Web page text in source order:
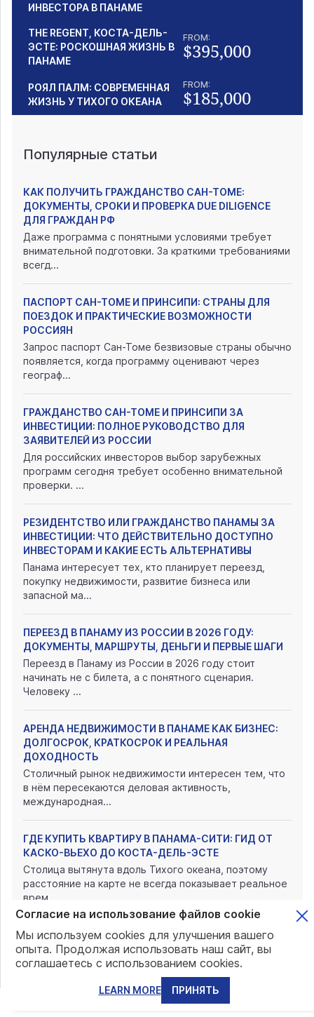
ИНВЕСТОРА В ПАНАМЕ
THE REGENT, КОСТА-ДЕЛЬ-
ЭСТЕ: РОСКОШНАЯ ЖИЗНЬ В
ПАНАМЕ
FROM:
$395,000
РОЯЛ ПАЛМ: СОВРЕМЕННАЯ
ЖИЗНЬ У ТИХОГО ОКЕАНА
FROM:
$185,000
Популярные статьи
КАК ПОЛУЧИТЬ ГРАЖДАНСТВО САН-ТОМЕ:
ДОКУМЕНТЫ, СРОКИ И ПРОВЕРКА DUE DILIGENCE
ДЛЯ ГРАЖДАН РФ
Даже программа с понятными условиями требует
внимательной подготовки. За краткими требованиями
всегд...
ПАСПОРТ САН-ТОМЕ И ПРИНСИПИ: СТРАНЫ ДЛЯ
ПОЕЗДОК И ПРАКТИЧЕСКИЕ ВОЗМОЖНОСТИ
РОССИЯН
Запрос паспорт Сан-Томе безвизовые страны обычно
появляется, когда программу оценивают через
географ...
ГРАЖДАНСТВО САН-ТОМЕ И ПРИНСИПИ ЗА
ИНВЕСТИЦИИ: ПОЛНОЕ РУКОВОДСТВО ДЛЯ
ЗАЯВИТЕЛЕЙ ИЗ РОССИИ
Для российских инвесторов выбор зарубежных
программ сегодня требует особенно внимательной
проверки. ...
РЕЗИДЕНТСТВО ИЛИ ГРАЖДАНСТВО ПАНАМЫ ЗА
ИНВЕСТИЦИИ: ЧТО ДЕЙСТВИТЕЛЬНО ДОСТУПНО
ИНВЕСТОРАМ И КАКИЕ ЕСТЬ АЛЬТЕРНАТИВЫ
Панама интересует тех, кто планирует переезд,
покупку недвижимости, развитие бизнеса или
запасной ма...
ПЕРЕЕЗД В ПАНАМУ ИЗ РОССИИ В 2026 ГОДУ:
ДОКУМЕНТЫ, МАРШРУТЫ, ДЕНЬГИ И ПЕРВЫЕ ШАГИ
Переезд в Панаму из России в 2026 году стоит
начинать не с билета, а с понятного сценария.
Человеку ...
АРЕНДА НЕДВИЖИМОСТИ В ПАНАМЕ КАК БИЗНЕС:
ДОЛГОСРОК, КРАТКОСРОК И РЕАЛЬНАЯ
ДОХОДНОСТЬ
Столичный рынок недвижимости интересен тем, что
в нём пересекаются деловая активность,
международная...
ГДЕ КУПИТЬ КВАРТИРУ В ПАНАМА-СИТИ: ГИД ОТ
КАСКО-ВЬЕХО ДО КОСТА-ДЕЛЬ-ЭСТЕ
Столица вытянута вдоль Тихого океана, поэтому
расстояние на карте не всегда показывает реальное
врем...
ЖИЗНЬ В ПАНАМЕ ДЛЯ РУССКОЯЗЫЧНЫХ:
СТОИМОСТЬ, КЛИМАТ, ОБЩИНА И БЫТ В 2026 ГОДУ
Запрос жизнь в Панаме плюсы и минусы требует
честного ответа, удобство здесь зависит от района,
Согласие на использование файлов cookie
Мы используем cookies для улучшения вашего
опыта. Продолжая использовать наш сайт, вы
соглашаетесь с использованием cookies.
LEARN MORE ПРИНЯТЬ